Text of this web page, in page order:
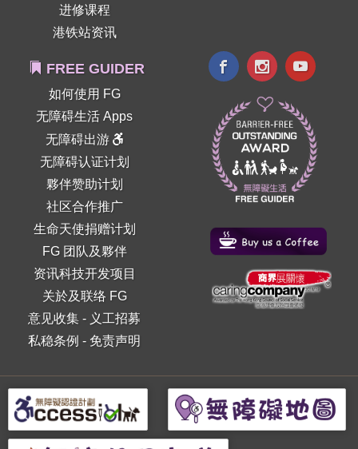
进修课程
港铁站资讯
FREE GUIDER
如何使用 FG
无障碍生活 Apps
无障碍出游
无障碍认证计划
夥伴赞助计划
社区合作推广
生命天使捐赠计划
FG 团队及夥伴
资讯科技开发项目
关於及联络 FG
意见收集 - 义工招募
私稳条例 - 免责声明